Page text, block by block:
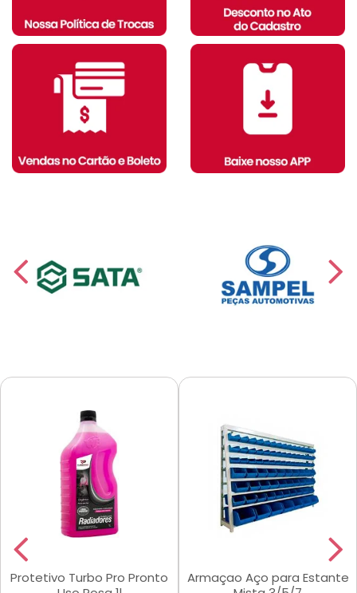
Protetivo Turbo Pro Pronto
Armaçao Aço para Estante